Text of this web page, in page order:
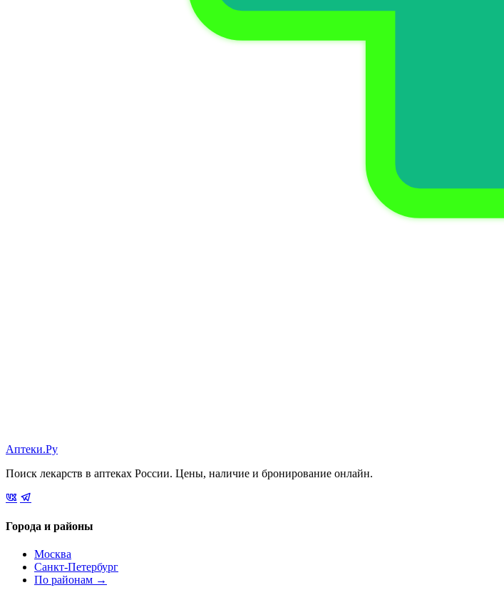
Аптеки.Ру
Поиск лекарств в аптеках России. Цены, наличие и бронирование онлайн.
Города и районы
Москва
Санкт-Петербург
По районам →